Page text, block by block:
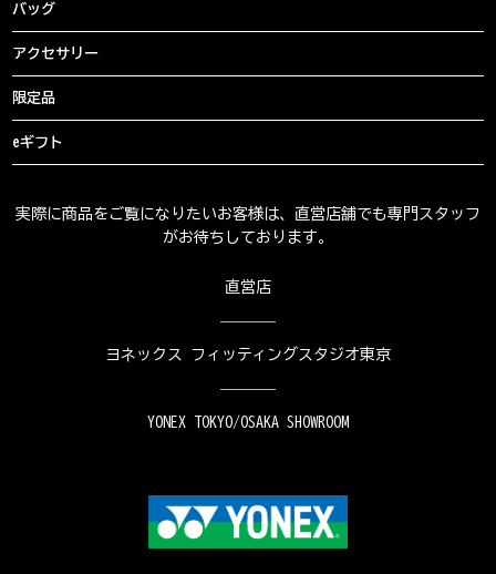
バッグ
アクセサリー
限定品
eギフト
実際に商品をご覧になりたいお客様は、直営店舗でも専門スタッフ
がお待ちしております。
直営店
ヨネックス フィッティングスタジオ東京
YONEX TOKYO/OSAKA SHOWROOM